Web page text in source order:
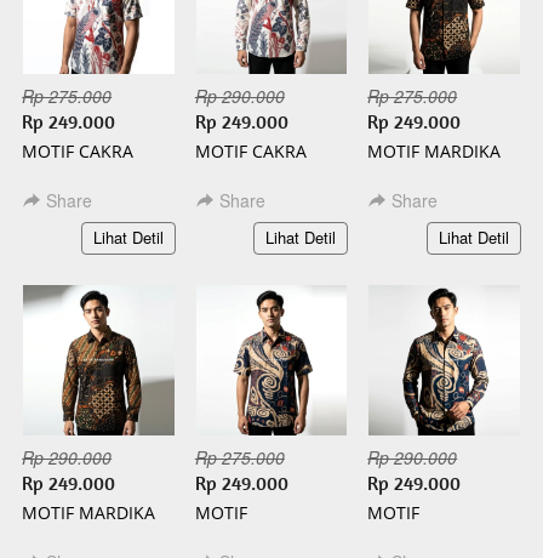
Rp 275.000
Rp 249.000
MOTIF CAKRA
SLIMFIT
Share
`Lihat Detil
Rp 290.000
Rp 249.000
MOTIF CAKRA
SLIMFIT
Share
`
Lihat Detil
Rp 275.000
Rp 249.000
MOTIF MARDIKA
SLIMFIT
Share
`Lihat Detil
Rp 290.000
Rp 249.000
MOTIF MARDIKA
Rp 275.000
Rp 249.000
MOTIF
Rp 290.000
Rp 249.000
MOTIF